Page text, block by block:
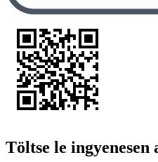
Töltse le